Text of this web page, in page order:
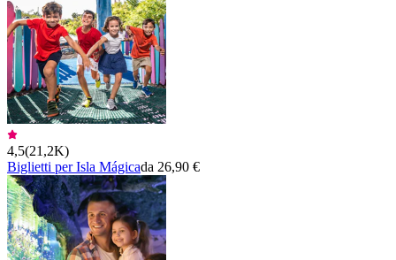
4,5(21,2K)
Biglietti per Isla Mágicada 26,90 €